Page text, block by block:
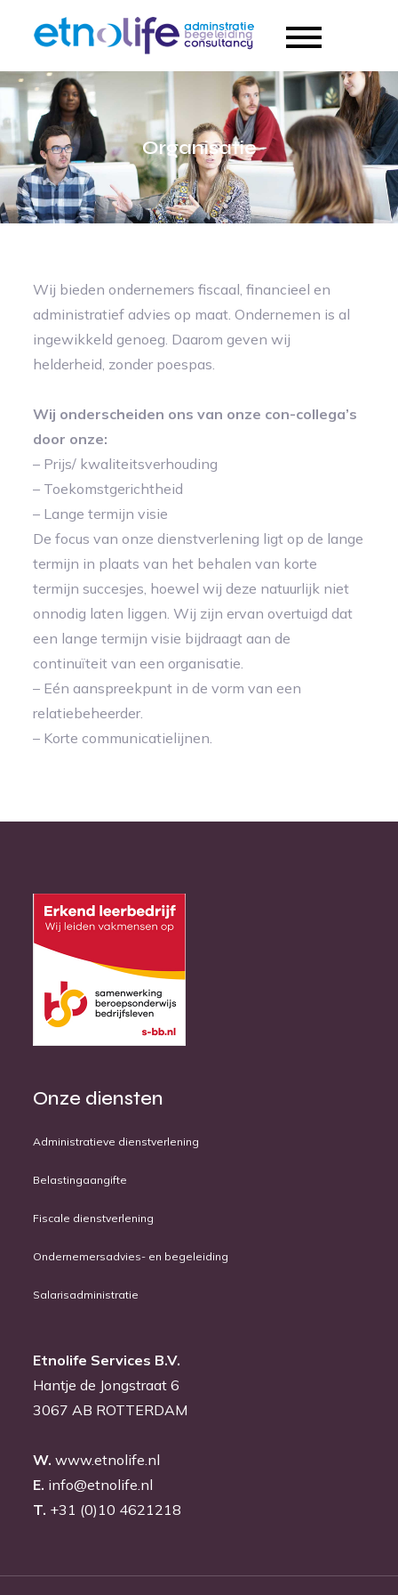
inhoud
Etnolife
Services
Organisatie
Wij bieden ondernemers fiscaal, financieel en
administratief advies op maat. Ondernemen is al
ingewikkeld genoeg. Daarom geven wij
helderheid, zonder poespas.
Wij onderscheiden ons van onze con-collega’s
door onze:
– Prijs/ kwaliteitsverhouding
– Toekomstgerichtheid
– Lange termijn visie
De focus van onze dienstverlening ligt op de lange
termijn in plaats van het behalen van korte
termijn succesjes, hoewel wij deze natuurlijk niet
onnodig laten liggen. Wij zijn ervan overtuigd dat
een lange termijn visie bijdraagt aan de
continuïteit van een organisatie.
– Eén aanspreekpunt in de vorm van een
relatiebeheerder.
– Korte communicatielijnen.
Onze diensten
Administratieve dienstverlening
Belastingaangifte
Fiscale dienstverlening
Ondernemersadvies- en begeleiding
Salarisadministratie
Etnolife Services B.V.
Hantje de Jongstraat 6
3067 AB ROTTERDAM
W.www.etnolife.nl
E. info@etnolife.nl
T. +31 (0)10 4621218